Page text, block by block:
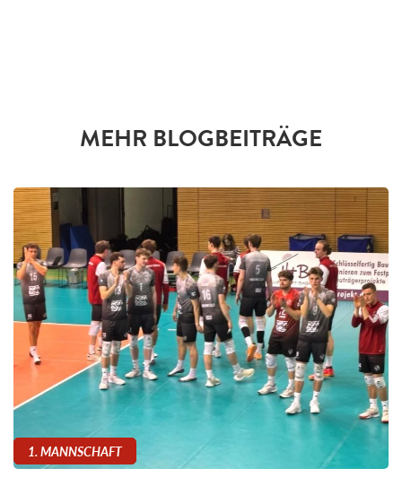
MEHR BLOGBEITRÄGE
1. MANNSCHAFT